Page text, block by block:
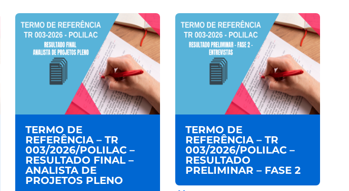
TERMO DE
REFERÊNCIA – TR
003/2026/POLILAC –
RESULTADO FINAL –
ANALISTA DE
PROJETOS PLENO
TERMO DE
REFERÊNCIA – TR
003/2026/POLILAC –
RESULTADO
PRELIMINAR – FASE 2